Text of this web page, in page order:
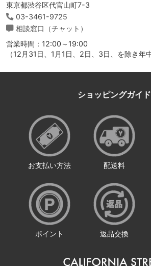
東京都渋谷区代官山町7-3
03-3461-9725
相談窓口（チャット）
営業時間：12:00～19:00
（12月31日、1月1日、2日、3日、を除き年
ショッピングガイド
お支払い方法 配送料
ポイント 返品交換